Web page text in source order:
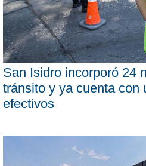
San Isidro incorporó 24
tránsito y ya cuenta con
efectivos